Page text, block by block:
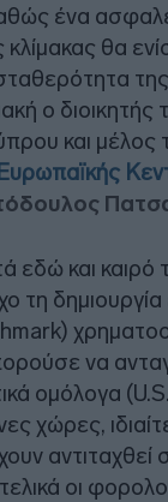
ένα
κλίμακας θα
σταθερότητα
ο διοικητής
και μέλος
Ευρωπαϊκής
και καιρό
τη
να
ομόλογα
χώρες,
αντιταχθεί
οι